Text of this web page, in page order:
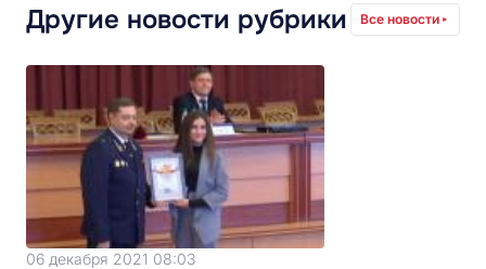
Другие новости рубрики Все новости
06 декабря 2021 08:03